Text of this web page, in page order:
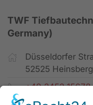
TWF
Germany)
Düsseldorfer
52525
+49 2452